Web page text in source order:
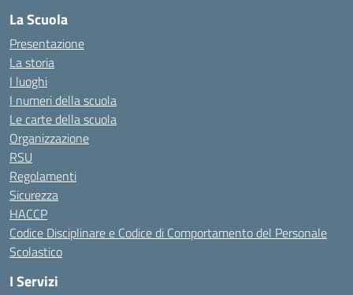
La Scuola
Presentazione
La storia
I luoghi
I numeri della scuola
Le carte della scuola
Organizzazione
RSU
Regolamenti
Sicurezza
HACCP
Codice Disciplinare e Codice di Comportamento del Personale
Scolastico
I Servizi